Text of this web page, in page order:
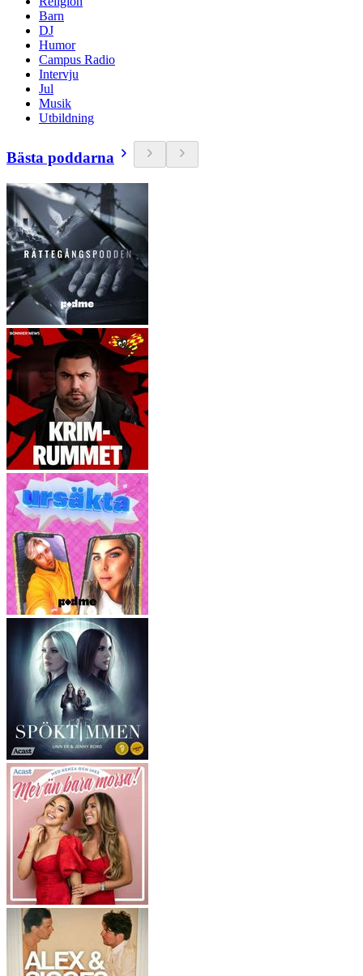
Barn
DJ
Humor
Campus Radio
Intervju
Jul
Musik
Utbildning
Bästa poddarna